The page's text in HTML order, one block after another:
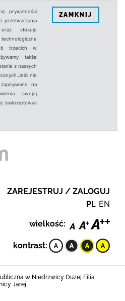
prywatności
przetwarzania
stosuje
trzecich w
także
z naszych
nie
na
swojej
zaakceptować
ZAMKNIJ
ZAREJESTRUJ / ZALOGUJ
PL EN
wielkość:
kontrast:
w Niedrzwicy Dużej Filia
Jarej